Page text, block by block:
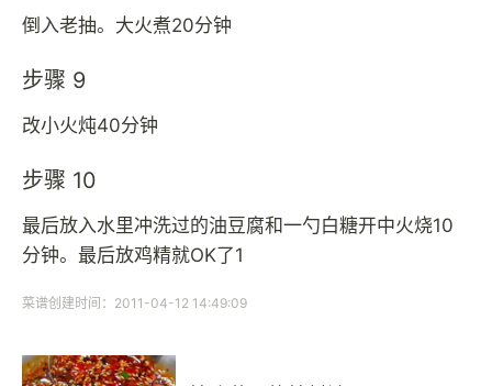
倒入老抽。大火煮20分钟
步骤 9
改小火炖40分钟
步骤 10
最后放入水里冲洗过的油豆腐和一勺白糖开中火烧10
分钟。最后放鸡精就OK了1
菜谱创建时间：2011-04-12 14:49:09